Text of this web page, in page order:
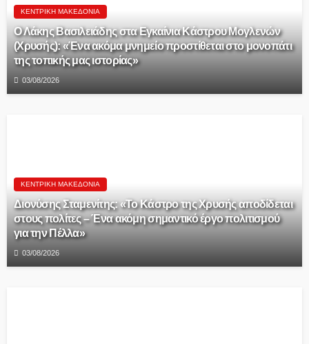
ΚΕΝΤΡΙΚΉ ΜΑΚΕΔΟΝΊΑ
Ο Λάκης Βασιλειάδης στα Εγκαίνια Κάστρου Μογλενών
(Χρυσής): «Ένα ακόμα μνημείο προστίθεται στο μονοπάτι
της τοπικής μας ιστορίας»
03/08/2026
ΚΕΝΤΡΙΚΉ ΜΑΚΕΔΟΝΊΑ
Διονύσης Σταμενίτης: «Το Κάστρο της Χρυσής αποδίδεται
στους πολίτες – Ένα ακόμη σημαντικό έργο πολιτισμού
για την Πέλλα»
03/08/2026